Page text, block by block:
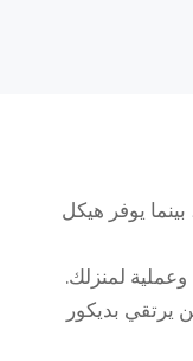
يوفر هيكل
لمنزلك.
يرتقي بديكور